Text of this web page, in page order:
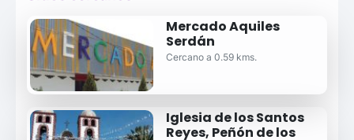
Mercado Aquiles
Serdán
Cercano a 0.59 kms.
Iglesia de los Santos
Reyes, Peñón de los